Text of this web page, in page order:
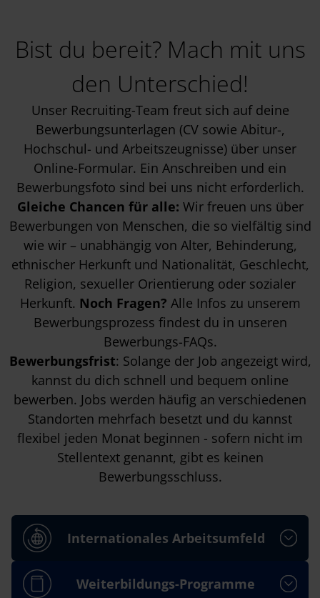
Bist du bereit? Mach mit uns
den Unterschied!
Unser Recruiting-Team freut sich auf deine
Bewerbungsunterlagen (CV sowie Abitur-,
Hochschul- und Arbeitszeugnisse) über unser
Online-Formular. Ein Anschreiben und ein
Bewerbungsfoto sind bei uns nicht erforderlich.
Gleiche Chancen für alle: Wir freuen uns über
Bewerbungen von Menschen, die so vielfältig sind
wie wir – unabhängig von Alter, Behinderung,
ethnischer Herkunft und Nationalität, Geschlecht,
Religion, sexueller Orientierung oder sozialer
Herkunft. Noch Fragen? Alle Infos zu unserem
Bewerbungsprozess findest du in unseren
Bewerbungs-FAQs.
Bewerbungsfrist: Solange der Job angezeigt wird,
kannst du dich schnell und bequem online
bewerben. Jobs werden häufig an verschiedenen
Standorten mehrfach besetzt und du kannst
flexibel jeden Monat beginnen - sofern nicht im
Stellentext genannt, gibt es keinen
Bewerbungsschluss.
Internationales Arbeitsumfeld
Weiterbildungs-Programme